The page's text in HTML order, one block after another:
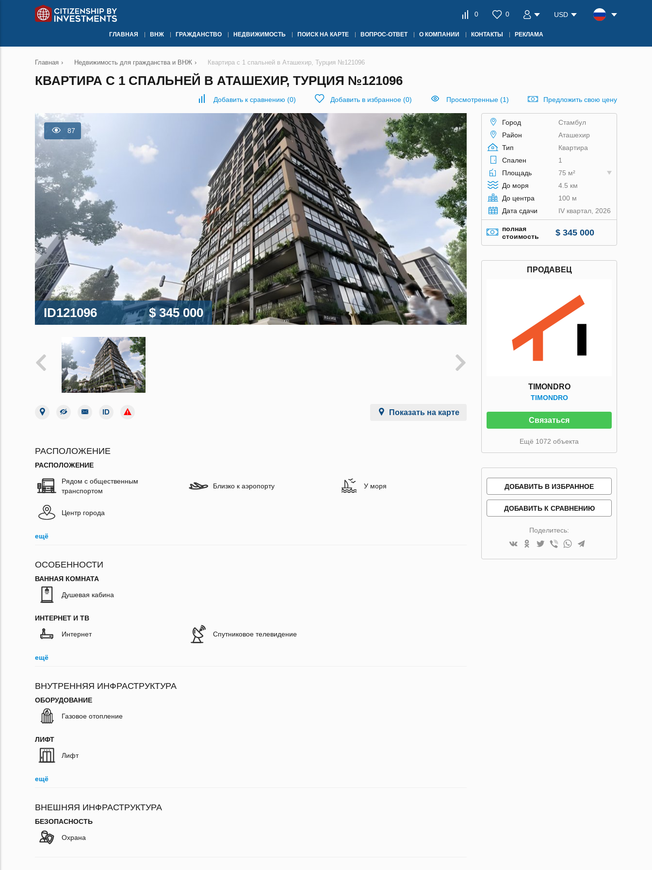
0 0 USD
ГЛАВНАЯ ВНЖ ГРАЖДАНСТВО НЕДВИЖИМОСТЬ ПОИСК НА КАРТЕ ВОПРОС-ОТВЕТ О КОМПАНИИ КОНТАКТЫ РЕКЛАМА
Главная › Недвижимость для гражданства и ВНЖ › Квартира с 1 спальней в Аташехир, Турция №121096
КВАРТИРА С 1 СПАЛЬНЕЙ В АТАШЕХИР, ТУРЦИЯ №121096
Добавить к сравнению (0) Добавить в избранное (0) Просмотренные (1) Предложить свою цену
87
ID121096 $ 345 000
Показать на карте
РАСПОЛОЖЕНИЕ
РАСПОЛОЖЕНИЕ
Рядом с общественным
транспортом
Близко к аэропорту У моря
Центр города
ещё
ОСОБЕННОСТИ
ВАННАЯ КОМНАТА
Душевая кабина
ИНТЕРНЕТ И ТВ
Интернет Спутниковое телевидение
ещё
ВНУТРЕННЯЯ ИНФРАСТРУКТУРА
ОБОРУДОВАНИЕ
Газовое отопление
ЛИФТ
Лифт
ещё
ВНЕШНЯЯ ИНФРАСТРУКТУРА
БЕЗОПАСНОСТЬ
Охрана
Город
Стамбул
Район
Аташехир
Тип
Квартира
Спален
1
Площадь
75 м²
До моря
4.5 км
До центра
100 м
Дата сдачи
IV квартал, 2026
полная
стоимость
$ 345 000
ПРОДАВЕЦ
TIMONDRO
TIMONDRO
Связаться
Ещё 1072 объекта
ДОБАВИТЬ В ИЗБРАННОЕ
ДОБАВИТЬ К СРАВНЕНИЮ
Поделитесь: